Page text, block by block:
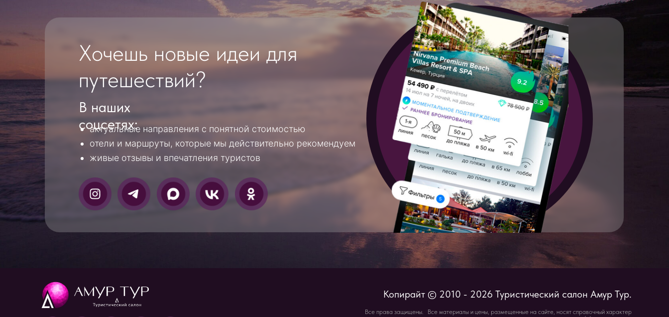
живые отзывы и впечатления туристов
Копирайт © 2010 - 2026 Туристический салон Амур Тур .
Все права защищены. Все материалы и цены, размещенные на сайте, носят справочный характер
и не являются публичной офертой, определяемой положениями Статьи 437 (2) Гражданского
кодекса Российской Федерации.
* Instagram - запрещено на территории РФ
Принимаем к оплате
Политика безопасности РТА 0012137
+7 (917) 551- amourtur@amourtur.ru